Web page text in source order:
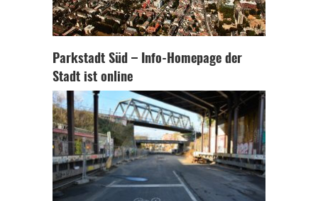
Parkstadt Süd – Info-Homepage der
Stadt ist online